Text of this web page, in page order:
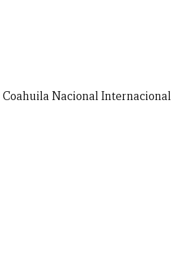
Coahuila NacionalInternacional